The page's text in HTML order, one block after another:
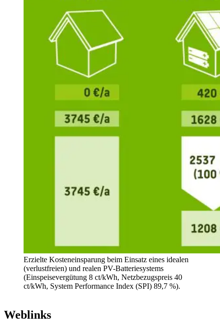
Erzielte Kosteneinsparung beim Einsatz eines idealen
(verlustfreien) und realen PV-Batteriesystems
(Einspeisevergütung 8 ct/kWh, Netzbezugspreis 40
ct/kWh, System Performance Index (SPI) 89,7 %).
Weblinks